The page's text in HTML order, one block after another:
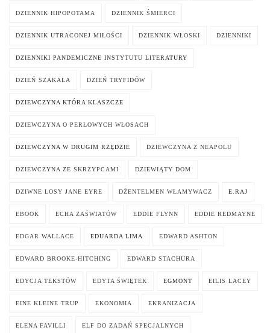
DZIENNIK HIPOPOTAMA DZIENNIK ŚMIERCI
DZIENNIK UTRACONEJ MIŁOŚCI DZIENNIK WŁOSKI DZIENNIKI
DZIENNIKI PANDEMICZNE INSTYTUTU LITERATURY
DZIEŃ SZAKALA DZIEŃ TRYFIDÓW
DZIEWCZYNA KTÓRA KLASZCZE
DZIEWCZYNA O PERŁOWYCH WŁOSACH
DZIEWCZYNA W DRUGIM RZĘDZIE DZIEWCZYNA Z NEAPOLU
DZIEWCZYNA ZE SKRZYPCAMI DZIEWIĄTY DOM
DZIWNE LOSY JANE EYRE DŻENTELMEN WŁAMYWACZ E.RAJ
EBOOK ECHA ZAŚWIATÓW EDDIE FLYNN EDDIE REDMAYNE
EDGAR WALLACE EDUARDA LIMA EDWARD ASHTON
EDWARD BROOKE-HITCHING EDWARD STACHURA
EDYCJA TEKSTÓW EDYTA ŚWIĘTEK EGMONT EILIS LACEY
EINE KLEINE TRUP EKONOMIA EKRANIZACJA
ELENA FAVILLI ELF DO ZADAŃ SPECJALNYCH